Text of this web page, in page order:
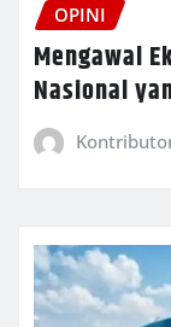
OPINI
Mengawal
Nasional